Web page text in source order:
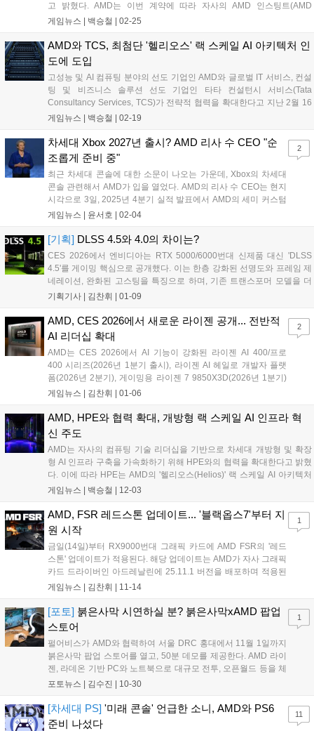
고 밝혔다. AMD는 이번 계약에 따라 자사의 AMD 인스팅트(AMD
Instinct) GPU를 여러 세대에 걸쳐 공급할 예정이다. 이번 계약은 양사의
전반에 걸친 로드맵을 일치시켜 메타 워크로드에 최적화된 AI 플랫폼을
제공하는 것을 목표로 한다....
게임뉴스 | 백승철 02-25
AMD와 TCS, 최첨단 '헬리오스' 랙 스케일 AI 아키텍처 인
도에 도입
고성능 및 AI 컴퓨팅 분야의 선도 기업인 AMD와 글로벌 IT 서비스, 컨설
팅 및 비즈니스 솔루션 선도 기업인 타타 컨설턴시 서비스(Tata
Consultancy Services, TCS)가 전략적 협력을 확대한다고 지난 2월 16
일 발표했다. TCS는 자회사 하이퍼볼트 AI 데이터센터(HyperVault AI
국가 AI 이니셔티브를 지원하는 AMD '헬리오스(Helios)' 플랫폼 기반 랙
스케일 AI 인프라 설계를 공동 개발할 예정이다....
게임뉴스 | 백승철 02-19
차세대 Xbox 2027년 출시? AMD 리사 수 CEO "순
조롭게 준비 중"
최근 차세대 콘솔에 대한 소문이 나오는 가운데, Xbox의 차세대
콘솔 관련해서 AMD가 입을 열었다. AMD의 리사 수 CEO는 현지
시각으로 3일, 2025년 4분기 실적 발표에서 AMD의 세미 커스텀
SoC(System on Chip, CPU와 GPU, 메모리 등을 칩 하나에 통합
준...
게임뉴스 | 윤서호 02-04
2
[기획] DLSS 4.5와 4.0의 차이는?
CES 2026에서 엔비디아는 RTX 5000/6000번대 신제품 대신 'DLSS
4.5'를 게이밍 핵심으로 공개했다. 이는 한층 강화된 선명도와 프레임 제
네레이션, 완화된 고스팅을 특징으로 하며, 기존 트랜스포머 모델을 더
욱 강화한 버전이다. DLSS 4.5는 한국 시간 1월 13일에 정식 출시될 예
기획기사 | 김찬휘 01-09
AMD, CES 2026에서 새로운 라이젠 공개... 전반적
AI 리더십 확대
AMD는 CES 2026에서 AI 기능이 강화된 라이젠 AI 400/프로
400 시리즈(2026년 1분기 출시), 라이젠 AI 헤일로 개발자 플랫
폼(2026년 2분기), 게이밍용 라이젠 7 9850X3D(2026년 1분기)
등 모바일 및 데스크톱 프로세서 포트폴리오를 공개했다. AI PC
할 예정이다....
게임뉴스 | 김찬휘 01-06
2
AMD, HPE와 협력 확대, 개방형 랙 스케일 AI 인프라 혁
신 주도
AMD는 자사의 컴퓨팅 기술 리더십을 기반으로 차세대 개방형 및 확장
형 AI 인프라 구축을 가속화하기 위해 HPE와의 협력을 확대한다고 밝혔
다. 이에 따라 HPE는 AMD의 '헬리오스(Helios)' 랙 스케일 AI 아키텍처
를 도입하는 최초의 시스템 제공업체 중 하나가 된다. 헬리오스 아키텍
(Broadcom)과 협력해 특수 설계한 'HPE 주니퍼 네트워킹(Juniper
Networking)' 스케일업 스위치와 소프트웨어를 통합한 것이 특징이다....
게임뉴스 | 백승철 12-03
AMD, FSR 레드스톤 업데이트... '블랙옵스7'부터 지
원 시작
금일(14일)부터 RX9000번대 그래픽 카드에 AMD FSR의 '레드
스톤' 업데이트가 적용된다. 해당 업데이트는 AMD가 자사 그래픽
카드 드라이버인 아드레날린에 25.11.1 버전을 배포하며 적용된
것으로 올해 5월 컴퓨텍스에 첫 발표 이후 6개월 만에 적용됐다.
시기에 출시된 '콜...
게임뉴스 | 김찬휘 11-14
1
[포토] 붉은사막 시연하실 분? 붉은사막xAMD 팝업
스토어
펄어비스가 AMD와 협력하여 서울 DRC 홍대에서 11월 1일까지
붉은사막 팝업 스토어를 열고, 50분 데모를 제공한다. AMD 라이
젠, 라데온 기반 PC와 노트북으로 대규모 전투, 오픈월드 등을 체
험할 수 있다. 팝업 스토어는 다트, 룰렛, 포토존 등 다양한 즐길
벤트도 진행한다....
포토뉴스 | 김수진 10-30
1
[차세대 PS] '미래 콘솔' 언급한 소니, AMD와 PS6
준비 나섰다
11